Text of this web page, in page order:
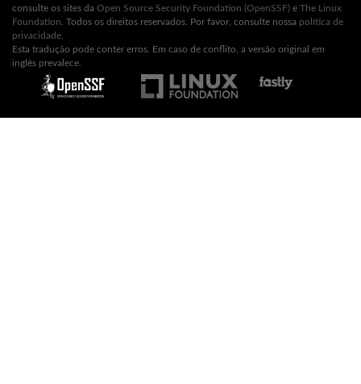
consulte os sites da Open Source Security Foundation (OpenSSF) e The Linux
Foundation . Todos os direitos reservados. Por favor, consulte nossa política de
privacidade
Esta tradução pode conter erros. Em caso de conflito, a versão original em
inglês prevalece.